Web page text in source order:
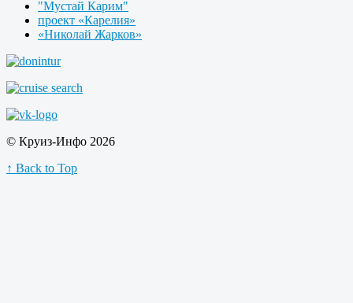
"Мустай Карим"
проект «Карелия»
«Николай Жарков»
© Круиз-Инфо 2026
↑ Back to Top